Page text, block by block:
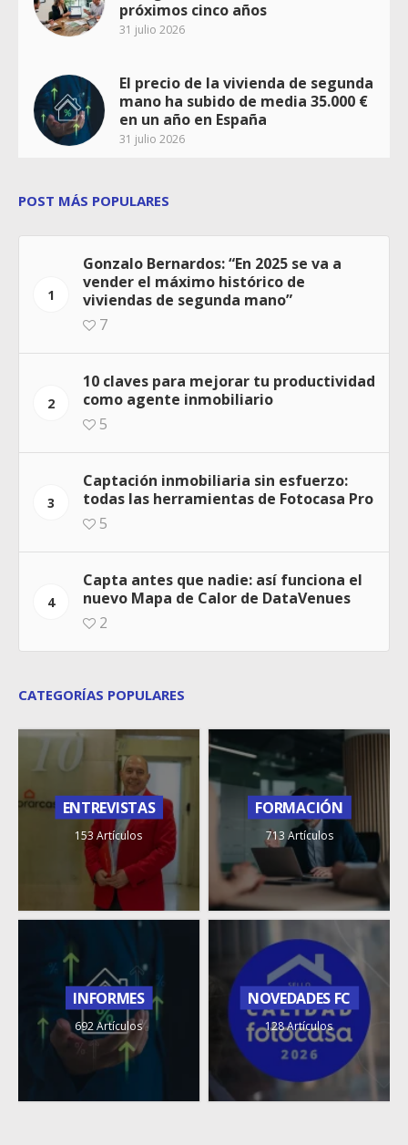
próximos cinco años
31 julio 2026
El precio de la vivienda de segunda
mano ha subido de media 35.000 €
en un año en España
31 julio 2026
POST MÁS POPULARES
1
Gonzalo Bernardos: “En 2025 se va a
vender el máximo histórico de
viviendas de segunda mano”
7
2
10 claves para mejorar tu productividad
como agente inmobiliario
5
3
Captación inmobiliaria sin esfuerzo:
todas las herramientas de Fotocasa Pro
5
4
Capta antes que nadie: así funciona el
nuevo Mapa de Calor de DataVenues
2
CATEGORÍAS POPULARES
ENTREVISTAS
153 Artículos
FORMACIÓN
713 Artículos
INFORMES
692 Artículos
NOVEDADES FC
128 Artículos